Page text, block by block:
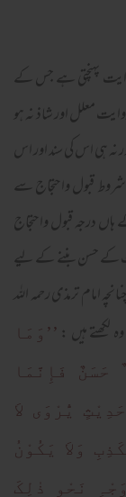
پہنچتی ہے جس کے
معلل اور شاذ نہ ہو
نہ ہی اس کی سند اور اس
شروط قبول واحتجاج سے
درجہ قبول واحتجاج
کے حسن بننے کے لیے
امام ترمذی رحمہ اللہ
ہیں : ’’وَمَا
حَسَنٌ فَإِنَّمَا
یُّرْوَی لاَ
وَلاَ یَکُوْنُ
نَحْوِ ذٰلِکَ